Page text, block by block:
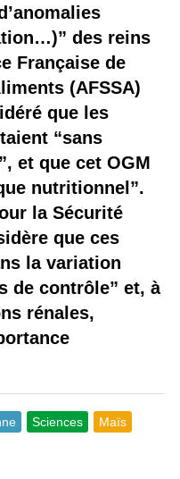
des reins
Française de
(AFSSA)
que les
“sans
et que cet OGM
nutritionnel”.
la Sécurité
que ces
la variation
de contrôle” et, à
rénales,
Sciences
Maïs